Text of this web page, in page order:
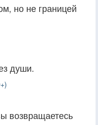
но не границей
души.
возвращаетесь